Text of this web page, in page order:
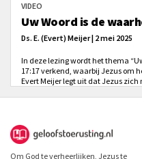
VIDEO
Uw Woord is de
Ds. E. (Evert) Meijer | 2 mei 2025
In deze lezing wordt het thema
17:17 verkend, waarbij Jezus om
Evert Meijer legt uit dat Jezus
Om God te verheerlijken, Jezus te